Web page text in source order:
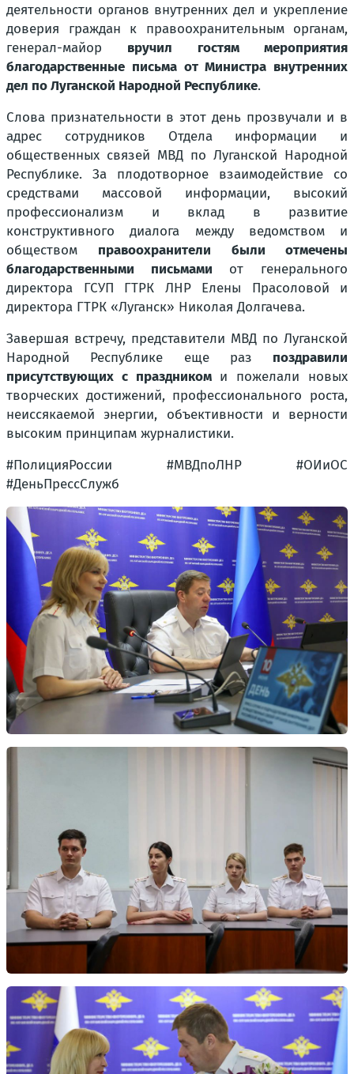
деятельности органов внутренних дел и укрепление
доверия граждан к правоохранительным органам,
генерал-майор вручил гостям мероприятия
благодарственные письма от Министра внутренних
дел по Луганской Народной Республике.
Слова признательности в этот день прозвучали и в
адрес сотрудников Отдела информации и
общественных связей МВД по Луганской Народной
Республике. За плодотворное взаимодействие со
средствами массовой информации, высокий
профессионализм и вклад в развитие
конструктивного диалога между ведомством и
обществом правоохранители были отмечены
благодарственными письмами от генерального
директора ГСУП ГТРК ЛНР Елены Прасоловой и
директора ГТРК «Луганск» Николая Долгачева.
Завершая встречу, представители МВД по Луганской
Народной Республике еще раз поздравили
присутствующих с праздникоми пожелали новых
творческих достижений, профессионального роста,
неиссякаемой энергии, объективности и верности
высоким принципам журналистики.
#ПолицияРоссии #МВДпоЛНР #ОИиОС
#ДеньПрессСлужб